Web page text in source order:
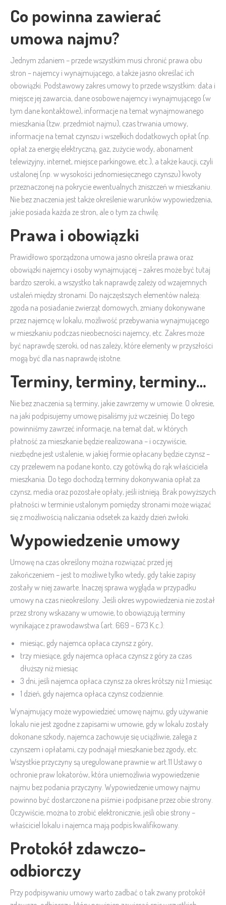
Co powinna zawierać
umowa najmu?
Jednym zdaniem – przede wszystkim musi chronić prawa obu
stron – najemcy i wynajmującego, a także jasno określać ich
obowiązki. Podstawowy zakres umowy to przede wszystkim: data i
miejsce jej zawarcia, dane osobowe najemcy i wynajmującego (w
tym dane kontaktowe), informacje na temat wynajmowanego
mieszkania (tzw. przedmiot najmu), czas trwania umowy,
informacje na temat czynszu i wszelkich dodatkowych opłat (np.
opłat za energię elektryczną, gaz, zużycie wody, abonament
telewizyjny, internet, miejsce parkingowe, etc.), a także kaucji, czyli
ustalonej (np. w wysokości jednomiesięcznego czynszu) kwoty
przeznaczonej na pokrycie ewentualnych zniszczeń w mieszkaniu.
Nie bez znaczenia jest także określenie warunków wypowiedzenia,
jakie posiada każda ze stron, ale o tym za chwilę.
Prawa i obowiązki
Prawidłowo sporządzona umowa jasno określa prawa oraz
obowiązki najemcy i osoby wynajmującej – zakres może być tutaj
bardzo szeroki, a wszystko tak naprawdę zależy od wzajemnych
ustaleń między stronami. Do najczęstszych elementów należą:
zgoda na posiadanie zwierząt domowych, zmiany dokonywane
przez najemcę w lokalu, możliwość przebywania wynajmującego
w mieszkaniu podczas nieobecności najemcy, etc. Zakres może
być naprawdę szeroki, od nas zależy, które elementy w przyszłości
mogą być dla nas naprawdę istotne.
Terminy, terminy, terminy…
Nie bez znaczenia są terminy, jakie zawrzemy w umowie. O okresie,
na jaki podpisujemy umowę pisaliśmy już wcześniej. Do tego
powinniśmy zawrzeć informacje, na temat dat, w których
płatność za mieszkanie będzie realizowana – i oczywiście,
niezbędne jest ustalenie, w jakiej formie opłacany będzie czynsz –
czy przelewem na podane konto, czy gotówką do rąk właściciela
mieszkania. Do tego dochodzą terminy dokonywania opłat za
czynsz, media oraz pozostałe opłaty, jeśli istnieją. Brak powyższych
płatności w terminie ustalonym pomiędzy stronami może wiązać
się z możliwością naliczania odsetek za każdy dzień zwłoki.
Wypowiedzenie umowy
Umowę na czas określony można rozwiązać przed jej
zakończeniem – jest to możliwe tylko wtedy, gdy takie zapisy
zostały w niej zawarte. Inaczej sprawa wygląda w przypadku
umowy na czas nieokreślony. Jeśli okres wypowiedzenia nie został
przez strony wskazany w umowie, to obowiązują terminy
wynikające z prawodawstwa (art. 669 – 673 K.c.):
miesiąc, gdy najemca opłaca czynsz z góry,
trzy miesiące, gdy najemca opłaca czynsz z góry za czas
dłuższy niż miesiąc
3 dni, jeśli najemca opłaca czynsz za okres krótszy niż 1 miesiąc
1 dzień, gdy najemca opłaca czynsz codziennie.
Wynajmujący może wypowiedzieć umowę najmu, gdy używanie
lokalu nie jest zgodne z zapisami w umowie, gdy w lokalu zostały
dokonane szkody, najemca zachowuje się uciążliwie, zalega z
czynszem i opłatami, czy podnajął mieszkanie bez zgody, etc.
Wszystkie przyczyny są uregulowane prawnie w art.11 Ustawy o
ochronie praw lokatorów, która uniemożliwia wypowiedzenie
najmu bez podania przyczyny. Wypowiedzenie umowy najmu
powinno być dostarczone na piśmie i podpisane przez obie strony.
Oczywiście, można to zrobić elektronicznie, jeśli obie strony –
właściciel lokalu i najemca mają podpis kwalifikowany.
Protokół zdawczo-
odbiorczy
Przy podpisywaniu umowy warto zadbać o tak zwany protokół